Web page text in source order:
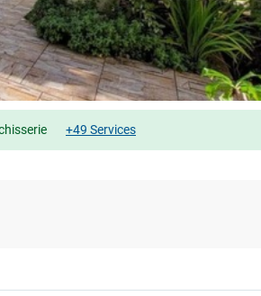
+49 Services